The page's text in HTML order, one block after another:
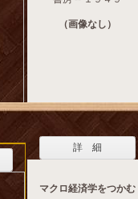
（画像なし）
詳 細
マクロ経済学をつかむ